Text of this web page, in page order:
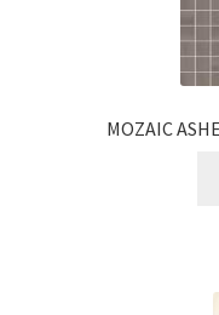
MOZAIC